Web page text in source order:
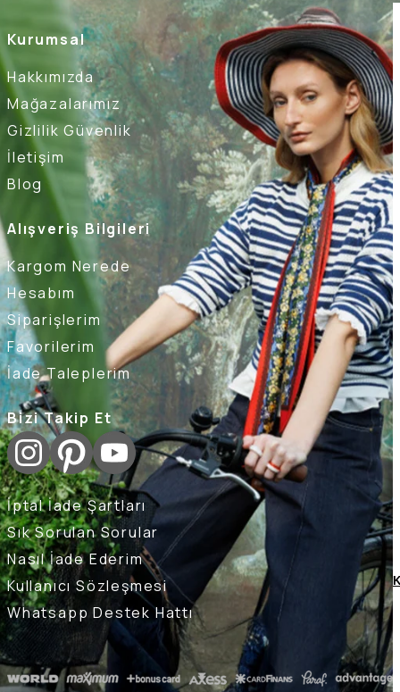
Kurumsal
Hakkımızda
Mağazalarımız
Gizlilik Güvenlik
İletişim
Blog
Alışveriş Bilgileri
Kargom Nerede
Hesabım
Siparişlerim
Favorilerim
İade Taleplerim
Bizi Takip Et
İptal İade Şartları
Sık Sorulan Sorular
Nasıl İade Ederim
Kullanıcı Sözleşmesi
Whatsapp Destek Hattı